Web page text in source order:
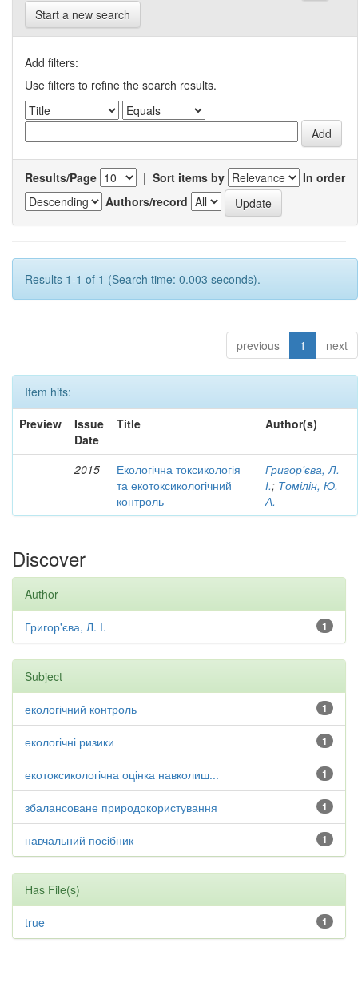
Start a new search
Add filters:
Use filters to refine the search results.
Results/Page | Sort items by
In order
Authors/record
Results 1-1 of 1 (Search time: 0.003 seconds).
previous 1 next
Item hits:
Preview
Issue
Date
Title Author(s)
2015
Екологічна токсикологія
та екотоксикологічний
контроль
Григор'єва, Л.
І.; Томілін, Ю.
А.
Discover
Author
1
Григор'єва, Л. І.
Subject
1
екологічний контроль
1
екологічні ризики
1
екотоксикологічна оцінка навколиш...
1
збалансоване природокористування
1
навчальний посібник
Has File(s)
1
true